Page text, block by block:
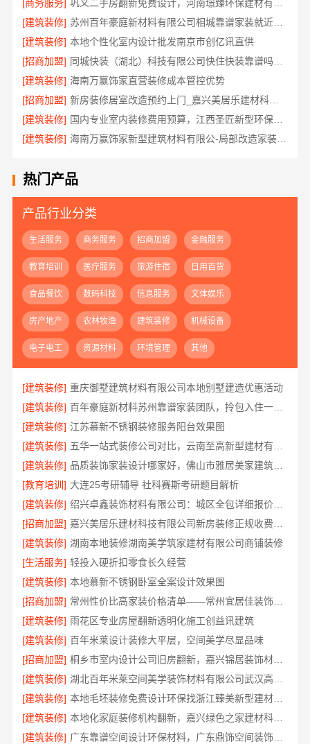
[商务服务]
[建筑装修]
苏州百年豪庭新材料有限公司相城靠谱家装就近服务
[建筑装修] 本地个性化室内设计批发南京市创亿讯直供
[招商加盟]
[建筑装修] 海南万赢饰家直营装修成本管控优势
[招商加盟]
新房装修居室改造预约上门_嘉兴美居乐建材科技有限公司
[建筑装修]
国内专业室内装修费用预算，江西圣匠新型环保材料有限公司透明报价
[建筑装修]
海南万赢饰家新型建筑材料有限公-局部改造家装明细报价
热门产品
产品行业分类
生活服务 商务服务 招商加盟 金融服务
教育培训 医疗服务 旅游住宿 日用百货
食品餐饮 数码科技 信息服务 文体娱乐
房产地产 农林牧渔 建筑装修 机械设备
电子电工 资源材料 环境管理 其他
[建筑装修] 重庆御墅建筑材料有限公司本地别墅建造优惠活动
[建筑装修]
百年豪庭新材料苏州靠谱家装团队，拎包入住一站式服务
[建筑装修] 江苏慕新不锈钢装修服务阳台效果图
[建筑装修]
[建筑装修]
品质装饰家装设计哪家好，佛山市雅居美家建筑装饰工程有限公司
[教育培训] 大连25考研辅导 社科赛斯考研题目解析
[建筑装修]
绍兴卓鑫装饰材料有限公司：城区全包详细报价透明
[招商加盟]
[建筑装修] 湖南本地装修湖南美学筑家建材有限公司商铺装修
[生活服务] 轻投入硬折扣零食长久经营
[建筑装修] 本地慕新不锈钢卧室全案设计效果图
[招商加盟]
常州性价比高家装价格清单——常州宜居佳装饰工程有限公司
[建筑装修] 雨花区专业房屋翻新透明化施工创益讯建筑
[建筑装修] 百年米莱设计装修大平层，空间美学尽显品味
[招商加盟]
桐乡市室内设计公司旧房翻新，嘉兴锦居装饰材料有限公司
[建筑装修]
[建筑装修]
本地毛坯装修免费设计环保找浙江臻美新型建材有限公司
[建筑装修]
本地化家庭装修机构翻新，嘉兴绿色之家建材科技有限公司
[建筑装修]
广东靠谱空间设计环保材料，广东鼎饰空间装饰工程有限公司